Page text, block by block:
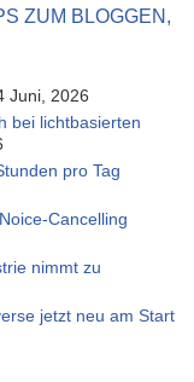
ZUM BLOGGEN,
Juni, 2026
bei lichtbasierten
pro Tag
Cancelling
nimmt zu
jetzt neu am Start